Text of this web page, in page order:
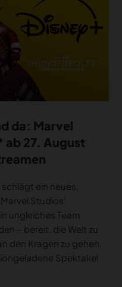
da: Marvel
ab 27. August
ein neues,
Studios’
ungleiches Team
– bereit, die Welt zu
den Kragen zu gehen.
Spektakel